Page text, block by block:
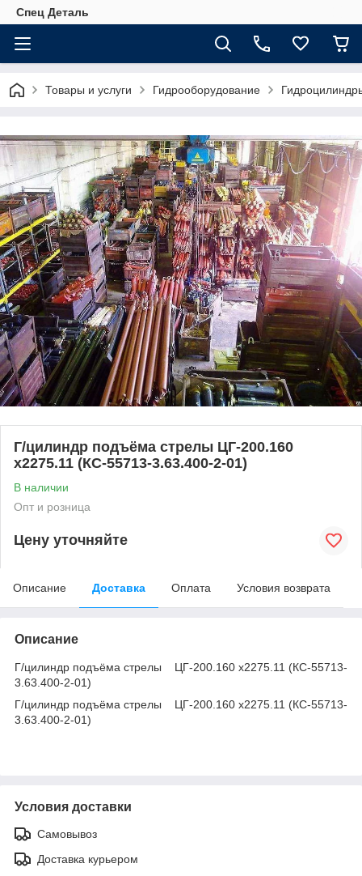
Спец Деталь
Товары и услуги Гидрооборудование
Г/цилиндр подъёма стрелы ЦГ-200.160
х2275.11 (КС-55713-3.63.400-2-01)
В наличии
Опт и розница
Цену уточняйте
Описание Доставка Оплата Условия возврата
Описание
Г/цилиндр подъёма стрелы ЦГ-200.160 х2275.11 (КС-55713-
3.63.400-2-01)
Г/цилиндр подъёма стрелы ЦГ-200.160 х2275.11 (КС-55713-
3.63.400-2-01)
Условия доставки
Самовывоз
Доставка курьером